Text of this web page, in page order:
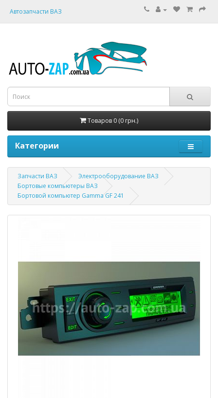
Автозапчасти ВАЗ
Товаров 0 (0 грн.)
Категории
Запчасти ВАЗ
Электрооборудование ВАЗ
Бортовые компьютеры ВАЗ
Бортовой компьютер Gamma GF 241